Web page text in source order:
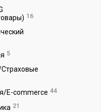
16
5
E-commerce 44
21